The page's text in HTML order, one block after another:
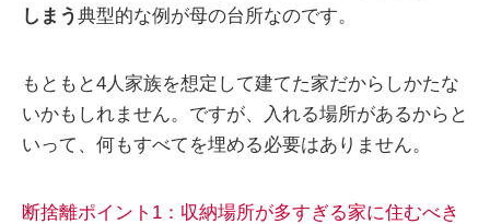
しまう典型的な例が母の台所なのです。
もともと4人家族を想定して建てた家だからしかたな
いかもしれません。ですが、入れる場所があるからと
いって、何もすべてを埋める必要はありません。
断捨離ポイント1：収納場所が多すぎる家に住むべき